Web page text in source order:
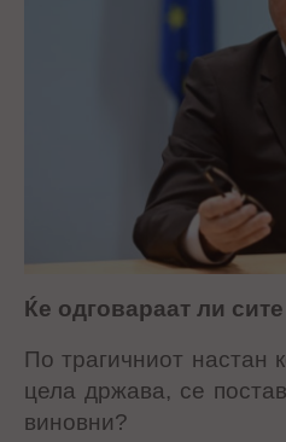
Ќе одговараат ли
По трагичниот настан
цела држава, се
виновни?